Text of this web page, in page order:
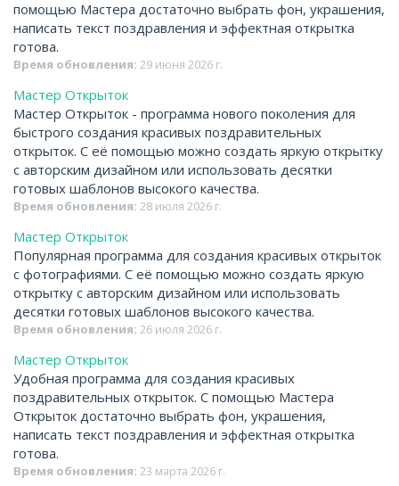
помощью Мастера достаточно выбрать фон, украшения,
написать текст поздравления и эффектная открытка
готова.
Время обновления: 29 июня 2026 г.
Мастер Открыток
Мастер Открыток - программа нового поколения для
быстрого создания красивых поздравительных
открыток. С её помощью можно создать яркую открытку
с авторским дизайном или использовать десятки
готовых шаблонов высокого качества.
Время обновления: 28 июля 2026 г.
Мастер Открыток
Популярная программа для создания красивых открыток
с фотографиями. С её помощью можно создать яркую
открытку с авторским дизайном или использовать
десятки готовых шаблонов высокого качества.
Время обновления: 26 июля 2026 г.
Мастер Открыток
Удобная программа для создания красивых
поздравительных открыток. С помощью Мастера
Открыток достаточно выбрать фон, украшения,
написать текст поздравления и эффектная открытка
готова.
Время обновления: 23 марта 2026 г.